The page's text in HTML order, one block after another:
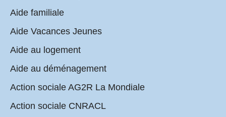
Aide familiale
Aide Vacances Jeunes
Aide au logement
Aide au déménagement
Action sociale AG2R La Mondiale
Action sociale CNRACL